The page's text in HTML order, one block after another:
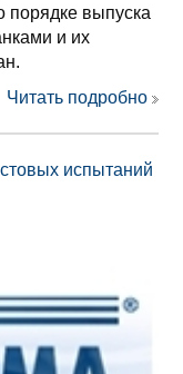
выпуска
и их
Читать подробно
испытаний